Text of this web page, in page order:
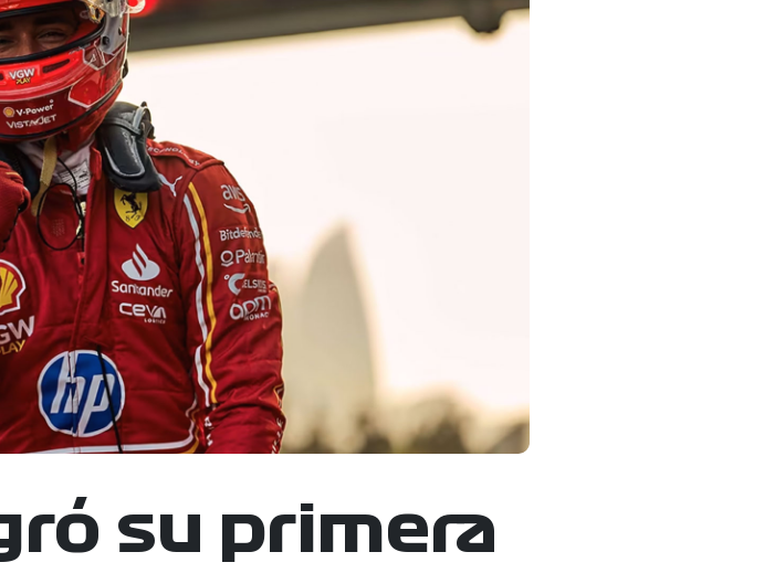
VOLUNTARIOS
EXPOSICIÓN FOTOGRÁFICA
CAMPEONATO
PATROCINADORES
LEGALES TICKETMASTER
su primera